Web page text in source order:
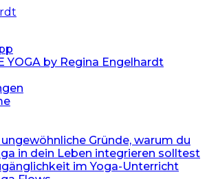
YOGA by Regina Engelhardt
ungewöhnliche Gründe, warum du
in dein Leben integrieren solltest
im Yoga-Unterricht